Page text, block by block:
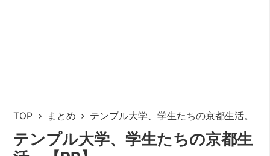
TOP まとめ テンプル大学、学生たちの京都生活。【
テンプル大学、学生たちの京都生